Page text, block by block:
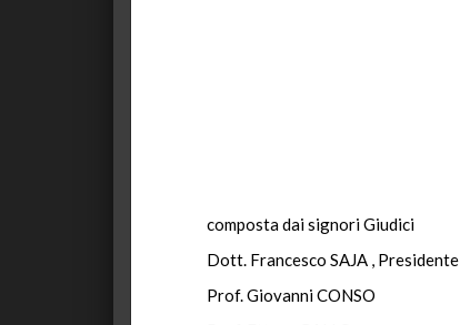
composta dai signori Giudici
Dott. Francesco SAJA , Presidente
Prof. Giovanni CONSO